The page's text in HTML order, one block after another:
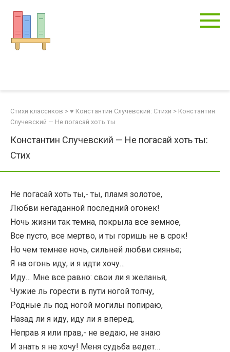
контенту
Стихи классиков > ♥ Константин Случевский: Стихи > Константин
Случевский — Не погасай хоть ты
Константин Случевский — Не погасай хоть ты:
Стих
Не погасай хоть ты,- ты, пламя золотое,
Любви негаданной последний огонек!
Ночь жизни так темна, покрыла все земное,
Все пусто, все мертво, и ты горишь не в срок!
Но чем темнее ночь, сильней любви сиянье;
Я на огонь иду, и я идти хочу…
Иду… Мне все равно: свои ли я желанья,
Чужие ль горести в пути ногой топчу,
Родные ль под ногой могилы попираю,
Назад ли я иду, иду ли я вперед,
Неправ я или прав,- не ведаю, не знаю
И знать я не хочу! Меня судьба ведет…